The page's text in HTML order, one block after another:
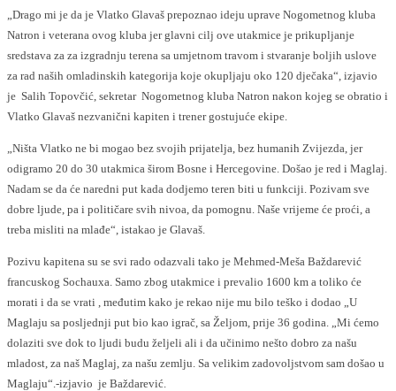
„Drago mi je da je Vlatko Glavaš prepoznao ideju uprave Nogometnog kluba
Natron i veterana ovog kluba jer glavni cilj ove utakmice je prikupljanje
sredstava za za izgradnju terena sa umjetnom travom i stvaranje boljih uslove
za rad naših omladinskih kategorija koje okupljaju oko 120 dječaka“, izjavio
je Salih Topovčić, sekretar Nogometnog kluba Natron nakon kojeg se obratio i
Vlatko Glavaš nezvanični kapiten i trener gostujuće ekipe.
„Ništa Vlatko ne bi mogao bez svojih prijatelja, bez humanih Zvijezda, jer
odigramo 20 do 30 utakmica širom Bosne i Hercegovine. Došao je red i Maglaj.
Nadam se da će naredni put kada dodjemo teren biti u funkciji. Pozivam sve
dobre ljude, pa i političare svih nivoa, da pomognu. Naše vrijeme će proći, a
treba misliti na mlađe“, istakao je Glavaš.
Pozivu kapitena su se svi rado odazvali tako je Mehmed-Meša Baždarević
francuskog Sochauxa. Samo zbog utakmice i prevalio 1600 km a toliko će
morati i da se vrati , međutim kako je rekao nije mu bilo teško i dodao „U
Maglaju sa posljednji put bio kao igrač, sa Željom, prije 36 godina. „Mi ćemo
dolaziti sve dok to ljudi budu željeli ali i da učinimo nešto dobro za našu
mladost, za naš Maglaj, za našu zemlju. Sa velikim zadovoljstvom sam došao u
Maglaju“.-izjavio je Baždarević.